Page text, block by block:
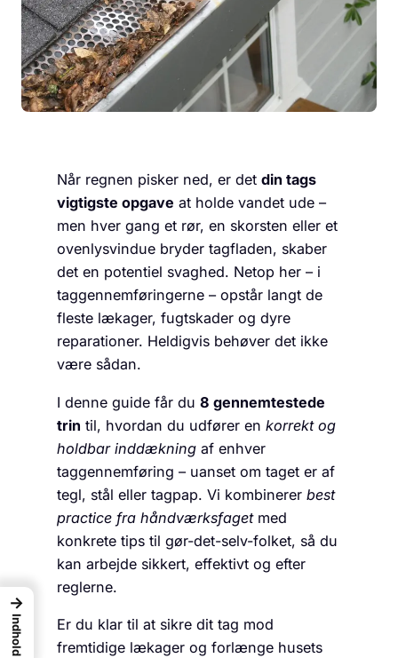
Når regnen pisker ned, er det din tags
vigtigste opgave at holde vandet ude –
men hver gang et rør, en skorsten eller et
ovenlysvindue bryder tagfladen, skaber
det en potentiel svaghed. Netop her – i
taggennemføringerne – opstår langt de
fleste lækager, fugtskader og dyre
reparationer. Heldigvis behøver det ikke
være sådan.
I denne guide får du 8 gennemtestede
trin til, hvordan du udfører en korrekt og
holdbar inddækning af enhver
taggennemføring – uanset om taget er af
tegl, stål eller tagpap. Vi kombinerer best
practice fra håndværksfagetmed
konkrete tips til gør-det-selv-folket, så du
kan arbejde sikkert, effektivt og efter
reglerne.
Er du klar til at sikre dit tag mod
fremtidige lækager og forlænge husets
→
Indhold